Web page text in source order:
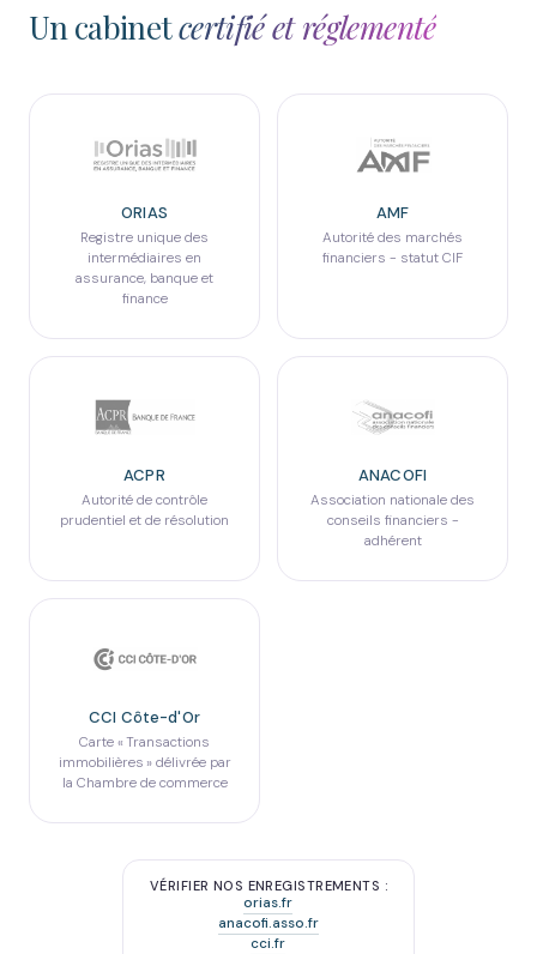
Un cabinetcertifié et réglementé
ORIAS
Registre unique des
intermédiaires en
assurance, banque et
finance
AMF
Autorité des marchés
financiers - statut CIF
ACPR
Autorité de contrôle
prudentiel et de résolution
ANACOFI
Association nationale des
conseils financiers -
adhérent
CCI Côte-d'Or
Carte « Transactions
immobilières » délivrée par
la Chambre de commerce
VÉRIFIER NOS ENREGISTREMENTS :
orias.fr
anacofi.asso.fr
cci.fr